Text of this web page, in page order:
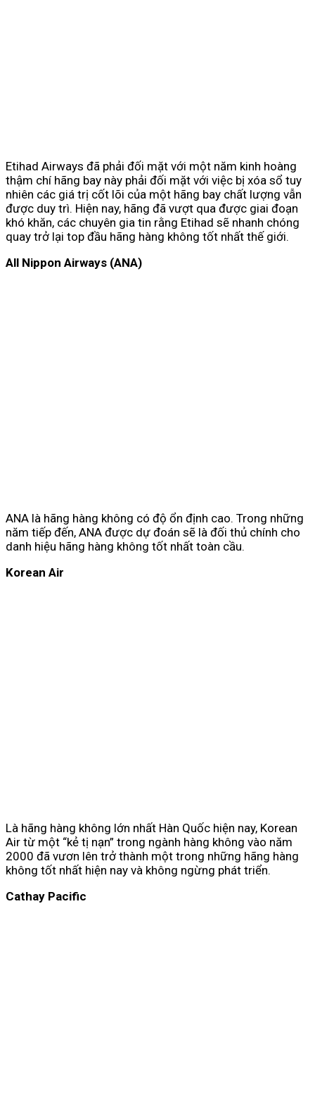
Etihad Airways đã phải đối mặt với một năm kinh hoàng
thậm chí hãng bay này phải đối mặt với việc bị xóa sổ tuy
nhiên các giá trị cốt lõi của một hãng bay chất lượng vẫn
được duy trì. Hiện nay, hãng đã vượt qua được giai đoạn
khó khăn, các chuyên gia tin rằng Etihad sẽ nhanh chóng
quay trở lại top đầu hãng hàng không tốt nhất thế giới.
All Nippon Airways (ANA)
ANA là hãng hàng không có độ ổn định cao. Trong những
năm tiếp đến, ANA được dự đoán sẽ là đối thủ chính cho
danh hiệu hãng hàng không tốt nhất toàn cầu.
Korean Air
Là hãng hàng không lớn nhất Hàn Quốc hiện nay, Korean
Air từ một “kẻ tị nạn” trong ngành hàng không vào năm
2000 đã vươn lên trở thành một trong những hãng hàng
không tốt nhất hiện nay và không ngừng phát triển.
Cathay Pacific